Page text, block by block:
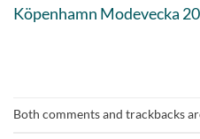
Köpenhamn Modevecka
Both comments and trackbacks